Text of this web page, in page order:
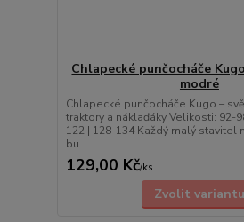
Chlapecké punčocháče
modré
Chlapecké punčocháče Kugo –
traktory a náklaďáky Velikosti: 92-
122 | 128-134 Každý malý stavitel
bu...
129,00 Kč/ks
Zvolit variantu